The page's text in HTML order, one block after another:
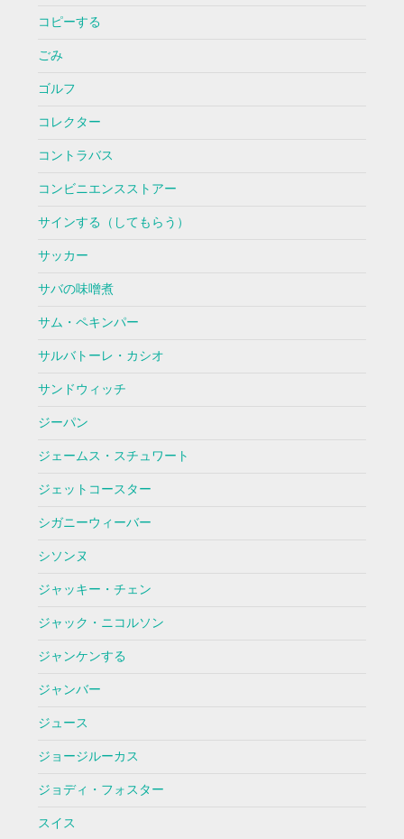
コピーする
ごみ
ゴルフ
コレクター
コントラバス
コンビニエンスストアー
サインする（してもらう）
サッカー
サバの味噌煮
サム・ペキンパー
サルバトーレ・カシオ
サンドウィッチ
ジーパン
ジェームス・スチュワート
ジェットコースター
シガニーウィーバー
シソンヌ
ジャッキー・チェン
ジャック・ニコルソン
ジャンケンする
ジャンバー
ジュース
ジョージルーカス
ジョディ・フォスター
スイス